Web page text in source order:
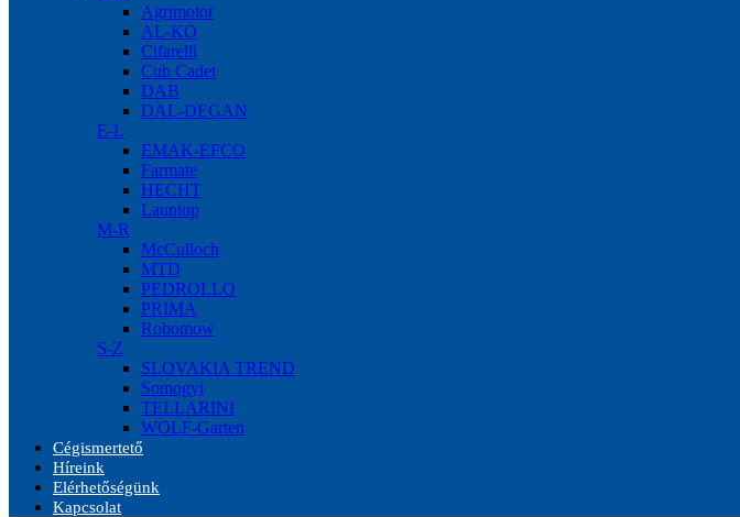
Agrimotor
AL-KO
Cifarelli
Cub Cadet
DAB
DAL-DEGAN
E-L
EMAK-EFCO
Farmate
HECHT
Launtop
M-R
McCulloch
MTD
PEDROLLO
PRIMA
Robomow
S-Z
SLOVAKIA TREND
Somogyi
TELLARINI
WOLF-Garten
Cégismertető
Híreink
Elérhetőségünk
Kapcsolat